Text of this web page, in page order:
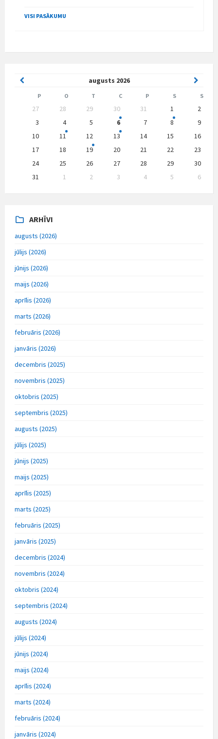
VISI PASĀKUMU
augusts 2026
Previous
Month
Month
P O T C P S S
calendar
27 28 29 30 31 1
2
3
4 5 6 7 8
9
10
11 12 13 14 15
16
17
18 19 20 21 22
23
24
25 26 27 28 29
30
31
1 2 3 4 5
6
to
ARHĪVI
augusts (2026)
jūlijs (2026)
jūnijs (2026)
maijs (2026)
aprīlis (2026)
marts (2026)
februāris (2026)
janvāris (2026)
decembris (2025)
novembris (2025)
oktobris (2025)
septembris (2025)
augusts (2025)
jūlijs (2025)
jūnijs (2025)
maijs (2025)
aprīlis (2025)
marts (2025)
februāris (2025)
janvāris (2025)
decembris (2024)
novembris (2024)
oktobris (2024)
septembris (2024)
augusts (2024)
jūlijs (2024)
jūnijs (2024)
maijs (2024)
aprīlis (2024)
marts (2024)
februāris (2024)
janvāris (2024)